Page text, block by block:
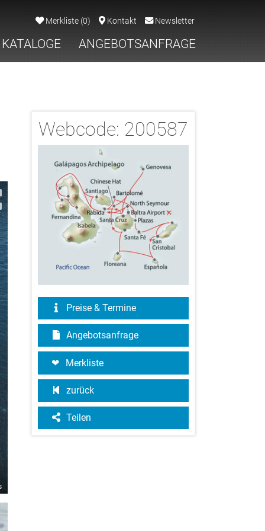
Merkliste (0) Kontakt Newsletter
KATALOGE ANGEBOTSANFRAGE
Webcode: 200587
Preise & Termine
Angebotsanfrage
Merkliste
zurück
Teilen